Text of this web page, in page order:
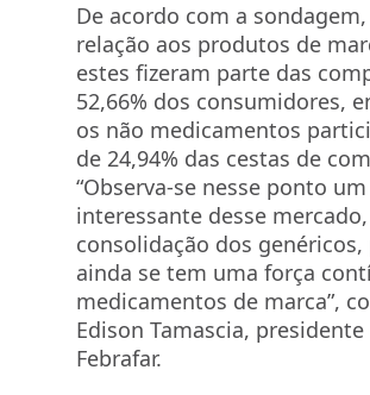
De acordo com a
relação aos produtos de
estes fizeram parte das
52,66% dos consumidores,
os não medicamentos
de 24,94% das cestas de
“Observa-se nesse ponto
interessante desse
consolidação dos genéricos,
ainda se tem uma força
medicamentos de marca”,
Edison Tamascia, presidente
Febrafar.